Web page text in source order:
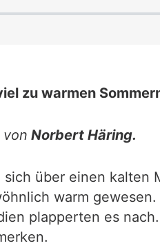
zu warmen
von Norbert Häring.
über einen kalten
warm gewesen.
plapperten es